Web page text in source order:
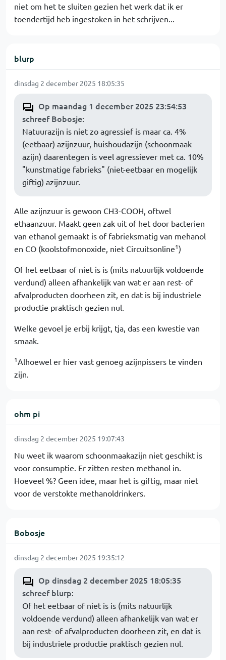
niet om het te sluiten gezien het werk dat ik er
toendertijd heb ingestoken in het schrijven...
blurp
dinsdag 2 december 2025 18:05:35
Op maandag 1 december 2025 23:54:53
schreef Bobosje:
Natuurazijn is niet zo agressief is maar ca. 4%
(eetbaar) azijnzuur, huishoudazijn (schoonmaak
azijn) daarentegen is veel agressiever met ca. 10%
"kunstmatige fabrieks" (niet-eetbaar en mogelijk
giftig) azijnzuur.
Alle azijnzuur is gewoon CH3-COOH, oftwel
ethaanzuur. Maakt geen zak uit of het door bacterien
van ethanol gemaakt is of fabrieksmatig van mehanol
en CO (koolstofmonoxide, niet Circuitsonline1)
Of het eetbaar of niet is is (mits natuurlijk voldoende
verdund) alleen afhankelijk van wat er aan rest- of
afvalproducten doorheen zit, en dat is bij industriele
productie praktisch gezien nul.
Welke gevoel je erbij krijgt, tja, das een kwestie van
smaak.
1Alhoewel er hier vast genoeg azijnpissers te vinden
zijn.
ohm pi
dinsdag 2 december 2025 19:07:43
Nu weet ik waarom schoonmaakazijn niet geschikt is
voor consumptie. Er zitten resten methanol in.
Hoeveel %? Geen idee, maar het is giftig, maar niet
voor de verstokte methanoldrinkers.
Bobosje
dinsdag 2 december 2025 19:35:12
Op dinsdag 2 december 2025 18:05:35
schreef blurp:
Of het eetbaar of niet is is (mits natuurlijk
voldoende verdund) alleen afhankelijk van wat er
aan rest- of afvalproducten doorheen zit, en dat is
bij industriele productie praktisch gezien nul.